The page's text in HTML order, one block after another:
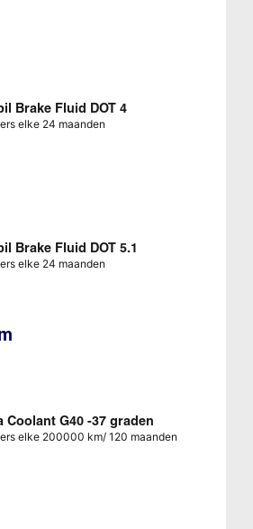
Brake Fluid DOT 4
elke 24 maanden
Brake Fluid DOT 5.1
elke 24 maanden
Coolant G40 -37 graden
elke 200000 km/ 120 maanden